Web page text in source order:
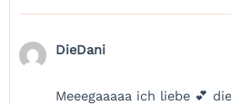
DieDani
Meeegaaaaa ich liebe 💕